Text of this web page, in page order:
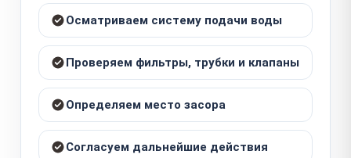
Осматриваем систему подачи воды
Проверяем фильтры, трубки и клапаны
Определяем место засора
Согласуем дальнейшие действия